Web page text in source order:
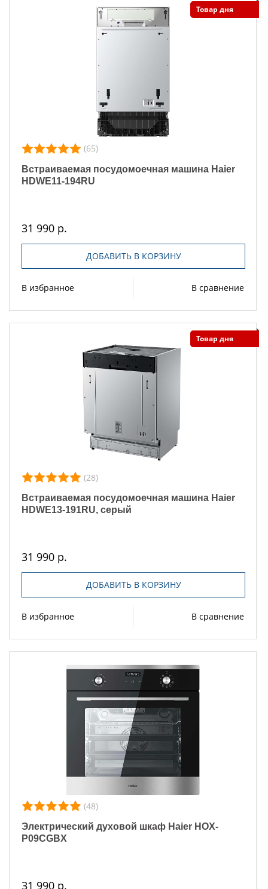
Товар дня
(65)
Встраиваемая посудомоечная машина Haier
HDWE11-194RU
31 990 р.
ДОБАВИТЬ В КОРЗИНУ
В избранное В сравнение
Товар дня
(28)
Встраиваемая посудомоечная машина Haier
HDWE13-191RU, серый
31 990 р.
ДОБАВИТЬ В КОРЗИНУ
В избранное В сравнение
(48)
Электрический духовой шкаф Haier HOX-
P09CGBX
31 990 р.